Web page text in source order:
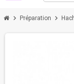
chevron_right Préparation chevron_right